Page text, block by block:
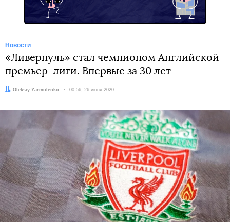
Новости
«Ливерпуль» стал чемпионом Английской
премьер-лиги. Впервые за 30 лет
Автор:
Oleksiy Yarmolenko Дата:
00:56, 26 июня 2020